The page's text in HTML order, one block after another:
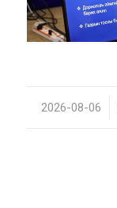
2026-08-06
/